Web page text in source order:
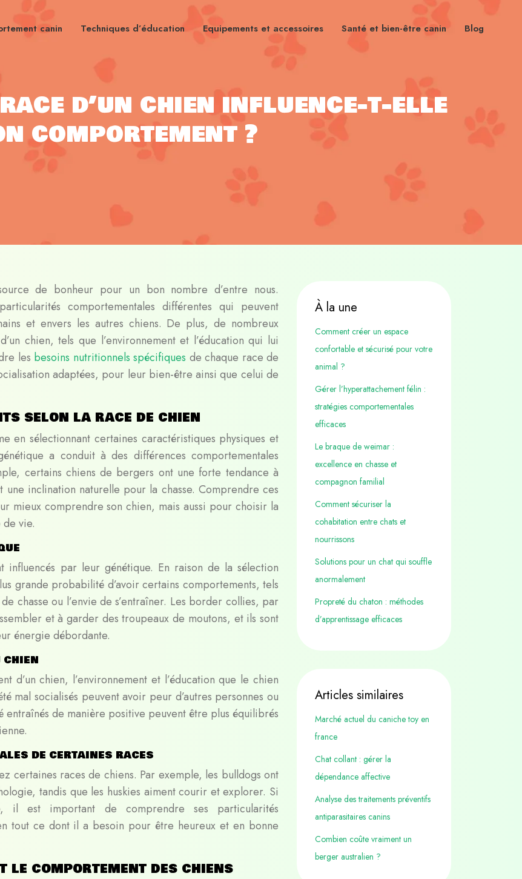
canin Techniques d’éducation Equipements et accessoires Santé et bien-être canin Blog
d’un chien influence-t-elle
comportement ?
de bonheur pour un bon nombre d’entre nous.
comportementales différentes qui peuvent
et envers les autres chiens. De plus, de nombreux
chien, tels que l’environnement et l’éducation qui lui
les besoins nutritionnels spécifiques de chaque race de
adaptées, pour leur bien-être ainsi que celui de
selon la race de chien
en sélectionnant certaines caractéristiques physiques et
a conduit à des différences comportementales
certains chiens de bergers ont une forte tendance à
une inclination naturelle pour la chasse. Comprendre ces
mieux comprendre son chien, mais aussi pour choisir la
vie.
influencés par leur génétique. En raison de la sélection
grande probabilité d’avoir certains comportements, tels
chasse ou l’envie de s’entraîner. Les border collies, par
et à garder des troupeaux de moutons, et ils sont
énergie débordante.
chien
d’un chien, l’environnement et l’éducation que le chien
mal socialisés peuvent avoir peur d’autres personnes ou
entraînés de manière positive peuvent être plus équilibrés
de certaines races
certaines races de chiens. Par exemple, les bulldogs ont
tandis que les huskies aiment courir et explorer. Si
est important de comprendre ses particularités
tout ce dont il a besoin pour être heureux et en bonne
comportement des chiens
À la une
Comment créer un espace
confortable et sécurisé pour votre
animal ?
Gérer l’hyperattachement félin :
stratégies comportementales
efficaces
Le braque de weimar :
excellence en chasse et
compagnon familial
Comment sécuriser la
cohabitation entre chats et
nourrissons
Solutions pour un chat qui souffle
anormalement
Propreté du chaton : méthodes
d’apprentissage efficaces
Articles similaires
Marché actuel du caniche toy en
france
Chat collant : gérer la
dépendance affective
Analyse des traitements préventifs
antiparasitaires canins
Combien coûte vraiment un
berger australien ?